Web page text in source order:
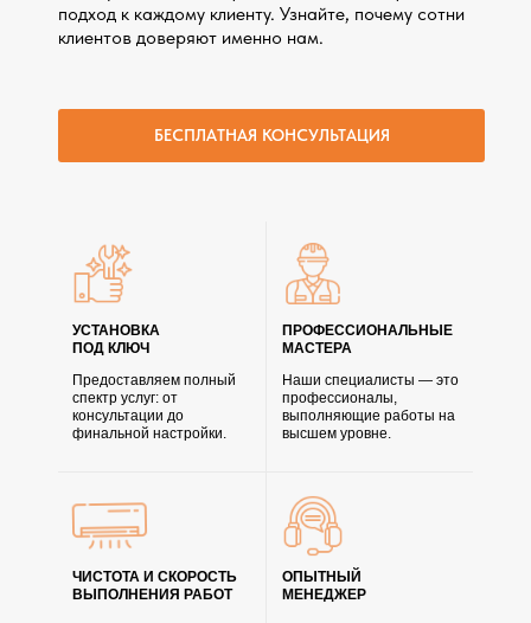
подход к каждому клиенту. Узнайте, почему сотни
клиентов доверяют именно нам.
БЕСПЛАТНАЯ КОНСУЛЬТАЦИЯ
УСТАНОВКА
ПОД КЛЮЧ
ПРОФЕССИОНАЛЬНЫЕ
МАСТЕРА
ОПЫТНЫЙ
МЕНЕДЖЕР
ЧИСТОТА И СКОРОСТЬ
ВЫПОЛНЕНИЯ РАБОТ
Предоставляем полный
спектр услуг: от
консультации до
финальной настройки.
Наши специалисты — это
профессионалы,
выполняющие работы на
высшем уровне.